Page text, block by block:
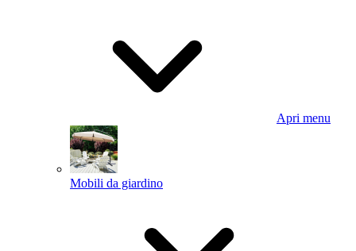
Apri menu
Mobili da giardino